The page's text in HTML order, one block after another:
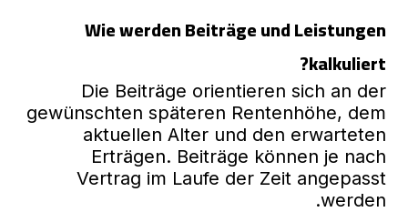
Wie werden Beiträge und Leistungen
kalkuliert?
Die Beiträge orientieren sich an der
gewünschten späteren Rentenhöhe, dem
aktuellen Alter und den erwarteten
Erträgen. Beiträge können je nach
Vertrag im Laufe der Zeit angepasst
werden.